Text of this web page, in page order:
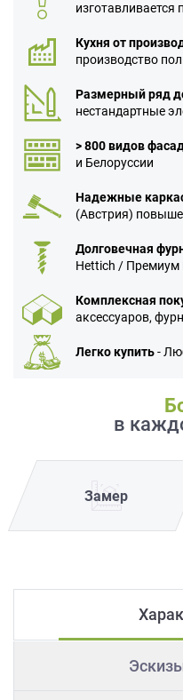
Кухня от
производство
Размерный ряд
нестандартные
> 800 видов
и Белоруссии
Надежные
(Австрия)
Долговечная
Hettich / Премиум
Комплексная
аксессуаров,
Легко купить-
в
Замер